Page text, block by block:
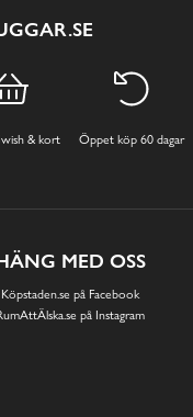
& kort Öppet köp 60 dagar
MED OSS
Köpstaden.se på Facebook
på Instagram